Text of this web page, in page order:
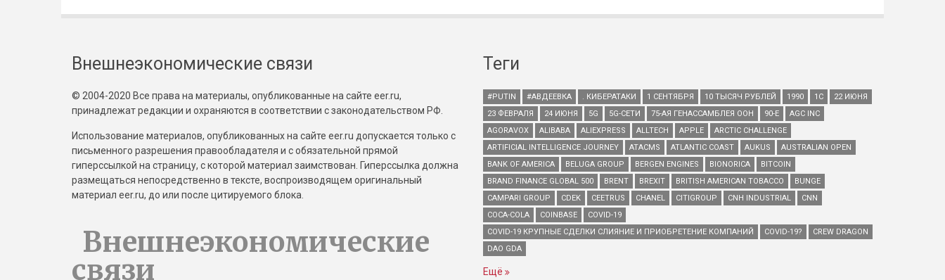
Внешнеэкономические связи
© 2004-2020 Все права на материалы, опубликованные на сайте eer.ru,
принадлежат редакции и охраняются в соответствии с законодательством РФ.
Использование материалов, опубликованных на сайте eer.ru допускается только с
письменного разрешения правообладателя и с обязательной прямой
гиперссылкой на страницу, с которой материал заимствован. Гиперссылка должна
размещаться непосредственно в тексте, воспроизводящем оригинальный
материал eer.ru, до или после цитируемого блока.
Внешнеэкономические
связи
Теги
#PUTIN #АВДЕЕВКА . КИБЕРАТАКИ 1 СЕНТЯБРЯ 10 ТЫСЯЧ РУБЛЕЙ 1990 1С
22 ИЮНЯ
23 ФЕВРАЛЯ
24 ИЮНЯ 5G 5G-СЕТИ 75-АЯ ГЕНАССАМБЛЕЯ ООН 90-Е
AGC INC
AGORAVOX
ALIBABA ALIEXPRESS ALLTECH APPLE
ARCTIC CHALLENGE
ARTIFICIAL INTELLIGENCE JOURNEY
ATACMS ATLANTIC COAST AUKUS
AUSTRALIAN OPEN
BANK OF AMERICA
BELUGA GROUP BERGEN ENGINES BIONORICA
BITCOIN
BRAND FINANCE GLOBAL 500
BRENT BREXIT BRITISH AMERICAN TOBACCO
BUNGE
CAMPARI GROUP
CDEK CEETRUS CHANEL CITIGROUP CNH INDUSTRIAL
CNN
COCA-COLA
COINBASE
COVID-19
COVID-19 КРУПНЫЕ СДЕЛКИ СЛИЯНИЕ И ПРИОБРЕТЕНИЕ КОМПАНИЙ
COVID-19?
CREW DRAGON
DAO GDA
Ещё